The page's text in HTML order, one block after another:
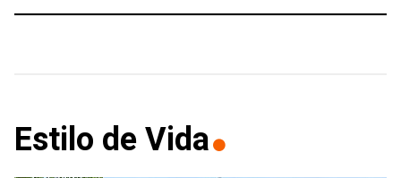
Estilo de Vida